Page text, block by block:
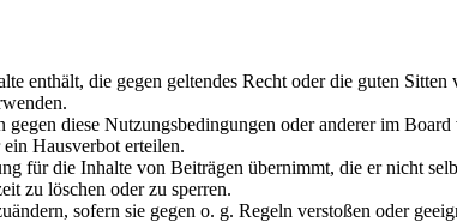
enthält, die gegen geltendes Recht oder die guten
diese Nutzungsbedingungen oder anderer im
Hausverbot erteilen.
für die Inhalte von Beiträgen übernimmt, die er nicht
zu löschen oder zu sperren.
sofern sie gegen o. g. Regeln verstoßen oder